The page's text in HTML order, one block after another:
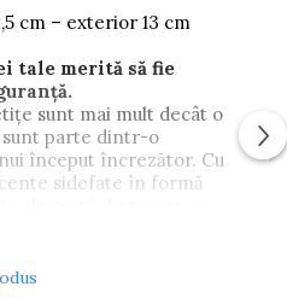
cm – exterior 13 cm
tale merită să fie
sunt mai mult decât o
parte dintr-o
început încrezător. Cu
sidefate în formă
botoșei devin rapid
vor ceva special.